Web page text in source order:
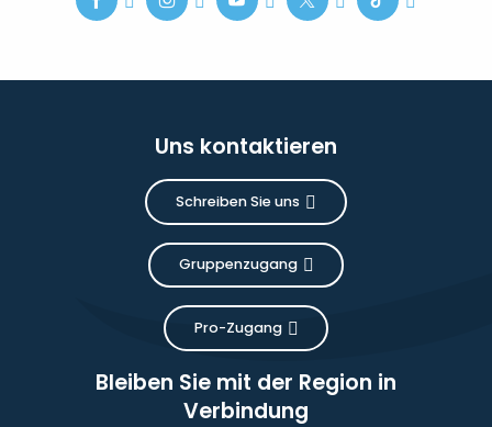
Uns kontaktieren
Schreiben Sie uns
Gruppenzugang
Pro-Zugang
Bleiben Sie mit der Region in
Verbindung